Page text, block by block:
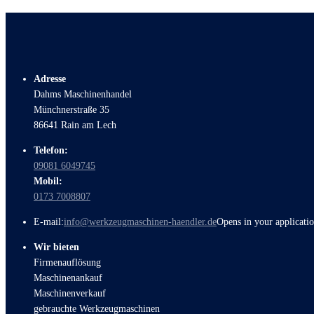
Adresse
Dahms Maschinenhandel
Münchnerstraße 35
86641 Rain am Lech
Telefon:
09081 6049745
Mobil:
0173 7008807
E-mail:info@werkzeugmaschinen-haendler.deOpens in your
Wir bieten
Firmenauflösung
Maschinenankauf
Maschinenverkauf
gebrauchte Werkzeugmaschinen